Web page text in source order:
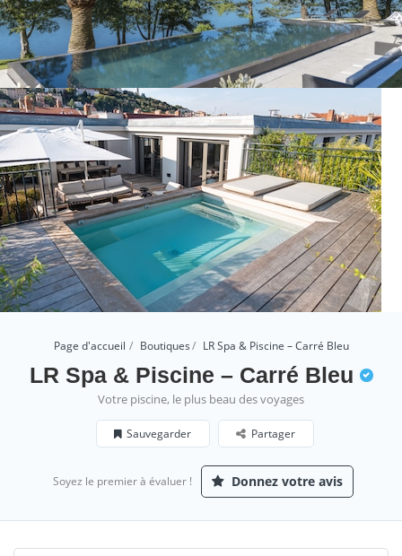
Page d'accueil Boutiques LR Spa & Piscine – Carré Bleu
LR Spa & Piscine – Carré Bleu
Votre piscine, le plus beau des voyages
Sauvegarder Partager
Soyez le premier à évaluer ! Donnez votre avis